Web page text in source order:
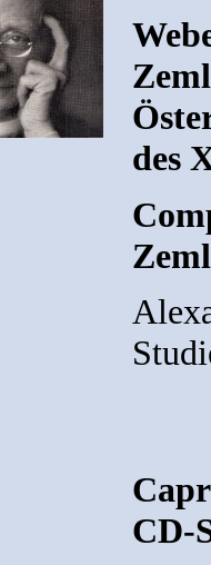
des
CD-